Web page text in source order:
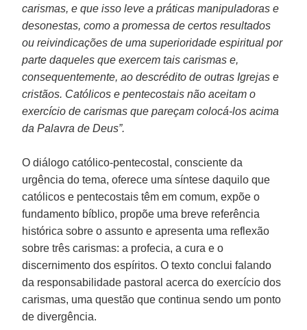
carismas, e que isso leve a práticas manipuladoras e
desonestas, como a promessa de certos resultados
ou reivindicações de uma superioridade espiritual por
parte daqueles que exercem tais carismas e,
consequentemente, ao descrédito de outras Igrejas e
cristãos. Católicos e pentecostais não aceitam o
exercício de carismas que pareçam colocá-los acima
da Palavra de Deus”.
O diálogo católico-pentecostal, consciente da
urgência do tema, oferece uma síntese daquilo que
católicos e pentecostais têm em comum, expõe o
fundamento bíblico, propõe uma breve referência
histórica sobre o assunto e apresenta uma reflexão
sobre três carismas: a profecia, a cura e o
discernimento dos espíritos. O texto conclui falando
da responsabilidade pastoral acerca do exercício dos
carismas, uma questão que continua sendo um ponto
de divergência.